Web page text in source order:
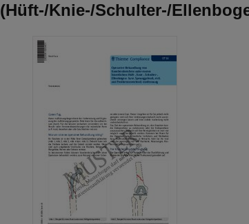
(Hüft-/Knie-/Schulter-/